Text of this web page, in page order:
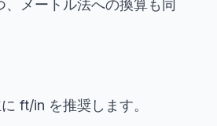
メートル法への換算も同
ft/in を推奨します。